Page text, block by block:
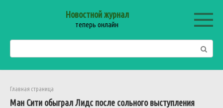
Новостной журнал
теперь онлайн
Главная страница
Ман Сити обыграл Лидс после сольного выступления